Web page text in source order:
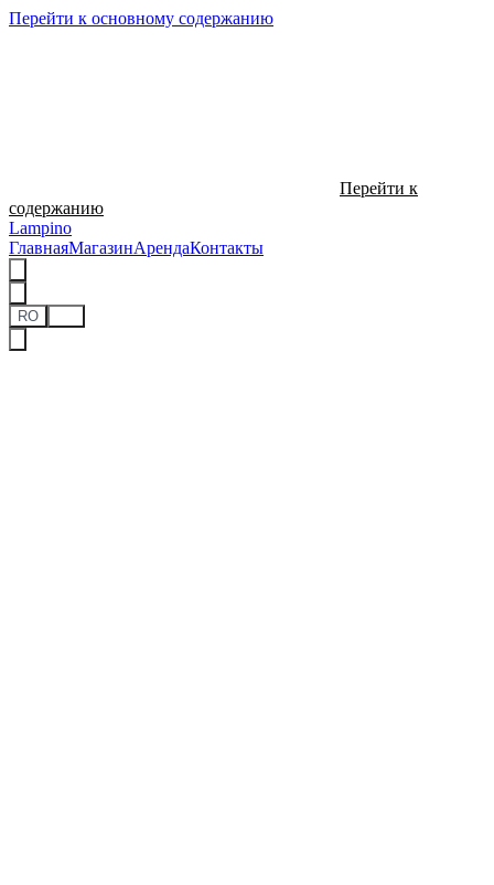
Перейти к основному содержанию
Перейти к
содержанию
Lampino
ГлавнаяМагазинАрендаКонтакты
RO